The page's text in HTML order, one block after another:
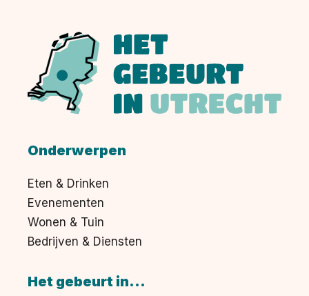
Onderwerpen
Eten & Drinken
Evenementen
Wonen & Tuin
Bedrijven & Diensten
Het gebeurt in...